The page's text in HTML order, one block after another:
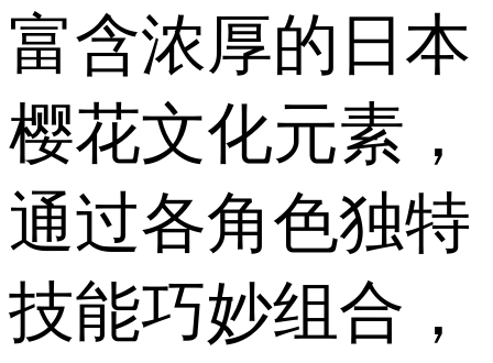
富含浓厚的日本
樱花文化元素，
通过各角色独特
技能巧妙组合，